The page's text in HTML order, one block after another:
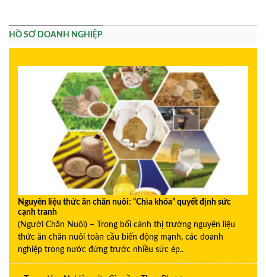
HỒ SƠ DOANH NGHIỆP
Nguyên liệu thức ăn chăn nuôi: “Chìa khóa” quyết định sức
cạnh tranh
(Người Chăn Nuôi) – Trong bối cảnh thị trường nguyên liệu
thức ăn chăn nuôi toàn cầu biến động mạnh, các doanh
nghiệp trong nước đứng trước nhiều sức ép..